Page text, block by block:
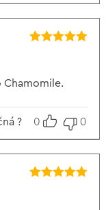
Chamomile.
? 0 0